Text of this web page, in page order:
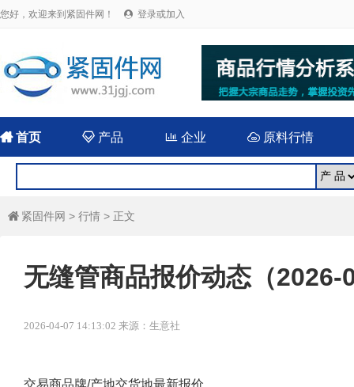
您好，欢迎来到紧固件网！  登录或加入
首页  产品 企业 原料行情
 紧固件网 > 行情 > 正文
无缝管商品报价动态（2026-
2026-04-07 14:13:02 来源：生意社
交易商品牌/产地交货地最新报价